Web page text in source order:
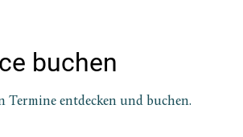
buchen
Termine entdecken und buchen.